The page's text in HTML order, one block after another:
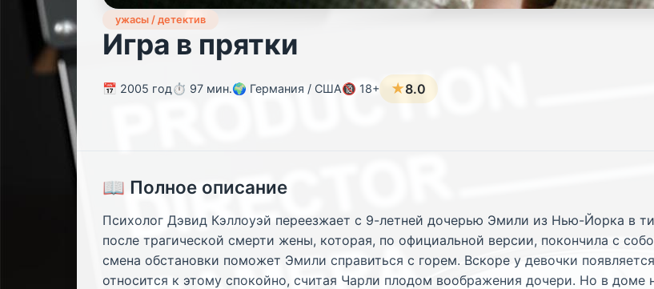
ужасы / детектив
Игра в прятки
📅 2005 год⏱️ 97 мин.🌍 Германия / США🔞 18+ ★8.0
📖 Полное описание
Психолог Дэвид Кэллоуэй переезжает с 9-летней дочерью Эмили из Нью-Йорка в
после трагической смерти жены, которая, по официальной версии, покончила с
смена обстановки поможет Эмили справиться с горем. Вскоре у девочки
относится к этому спокойно, считая Чарли плодом воображения дочери. Но в